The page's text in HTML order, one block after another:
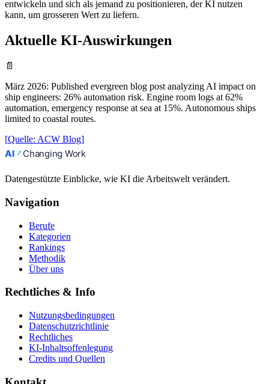
entwickeln und sich als jemand zu positionieren, der KI nutzen
kann, um grosseren Wert zu liefern.
Aktuelle KI-Auswirkungen
📄
März 2026: Published evergreen blog post analyzing AI impact on
ship engineers: 26% automation risk. Engine room logs at 62%
automation, emergency response at sea at 15%. Autonomous ships
limited to coastal routes.
[Quelle: ACW Blog]
Datengestützte Einblicke, wie KI die Arbeitswelt verändert.
Navigation
Berufe
Kategorien
Rankings
Methodik
Über uns
Rechtliches & Info
Nutzungsbedingungen
Datenschutzrichtlinie
Rechtliches
KI-Inhaltsoffenlegung
Credits und Quellen